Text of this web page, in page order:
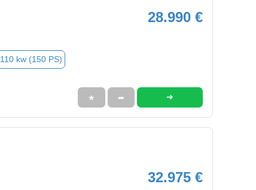
28.990 €
110 kw (150 PS)
★ ➦ ➜
32.975 €